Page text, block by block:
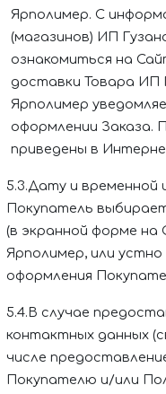
Ярполимер. С
(магазинов) ИП
ознакомиться на
доставки Товара ИП
Ярполимер
оформлении Заказа.
приведены в
5.3.Дату и временной
Покупатель
(в экранной форме на
Ярполимер, или
оформления
5.4.В случае
контактных данных
числе
Покупателю и/или